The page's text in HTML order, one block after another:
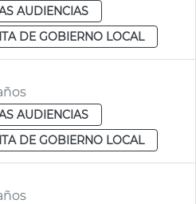
AUDIENCIAS
DE GOBIERNO LOCAL
AUDIENCIAS
DE GOBIERNO LOCAL